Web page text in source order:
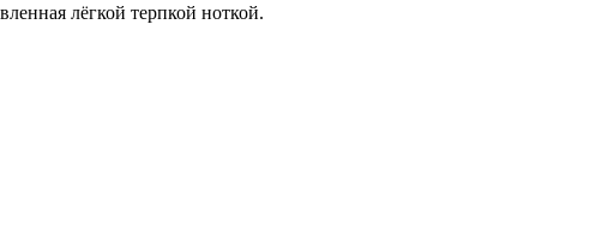
лёгкой терпкой ноткой.